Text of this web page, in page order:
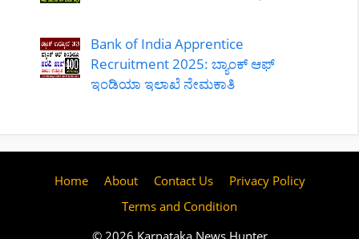
Bank of India Apprentice
Recruitment 2025: ಬ್ಯಾಂಕ್ ಆಫ್
ಇಂಡಿಯಾ ಇಲಾಖೆ ನೇಮಕಾತಿ
Home About Contact Us
Privacy Policy
Terms and Condition